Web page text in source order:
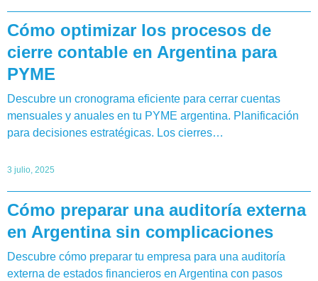
Cómo optimizar los procesos de
cierre contable en Argentina para
PYME
Descubre un cronograma eficiente para cerrar cuentas
mensuales y anuales en tu PYME argentina. Planificación
para decisiones estratégicas. Los cierres…
3 julio, 2025
Cómo preparar una auditoría externa
en Argentina sin complicaciones
Descubre cómo preparar tu empresa para una auditoría
externa de estados financieros en Argentina con pasos